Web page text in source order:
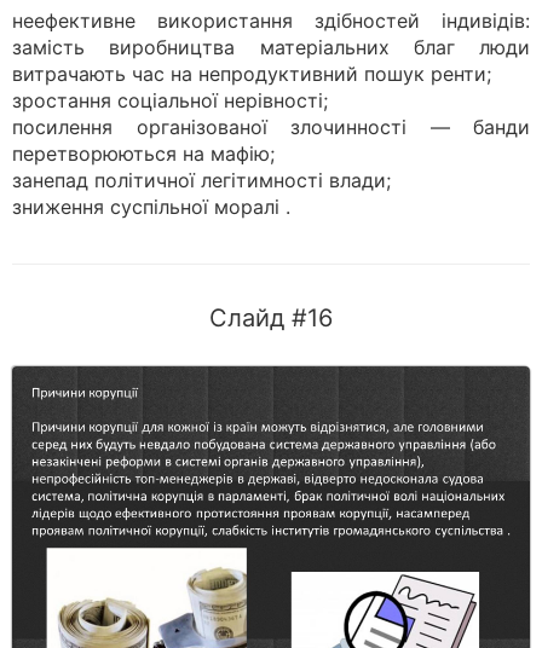
неефективне використання здібностей індивідів:
замість виробництва матеріальних благ люди
витрачають час на непродуктивний пошук ренти;
зростання соціальної нерівності;
посилення організованої злочинності — банди
перетворюються на мафію;
занепад політичної легітимності влади;
зниження суспільної моралі .
Слайд #16